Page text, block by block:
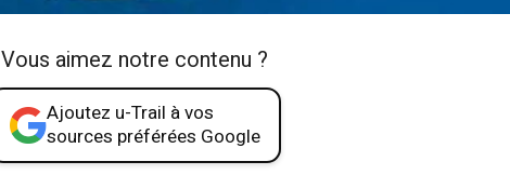
Vous aimez notre contenu ?
Ajoutez u-Trail à vos
sources préférées Google